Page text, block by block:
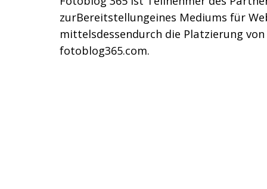
zurBereitstellungeines Mediums für
mittelsdessendurch die Platzierung
fotoblog365.com.